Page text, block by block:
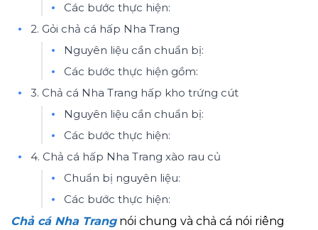
Các bước thực hiện:
2. Gỏi chả cá hấp Nha Trang
Nguyên liệu cần chuẩn bị:
Các bước thực hiện gồm:
3. Chả cá Nha Trang hấp kho trứng cút
Nguyên liệu cần chuẩn bị:
Các bước thực hiện:
4. Chả cá hấp Nha Trang xào rau củ
Chuẩn bị nguyên liệu:
Các bước thực hiện:
Chả cá Nha Trangnói chung và chả cá nói riêng